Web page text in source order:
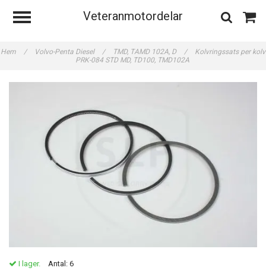
Veteranmotordelar
Hem / Volvo-Penta Diesel / TMD, TAMD 102A, D /
Kolvringssats per kolv
PRK-084 STD MD, TD100, TMD102A
I lager. Antal: 6